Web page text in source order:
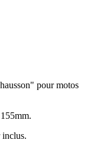
pour motos